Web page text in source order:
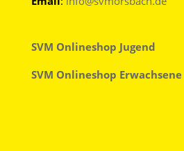
SVM Onlineshop Jugend
SVM Onlineshop Erwachsene